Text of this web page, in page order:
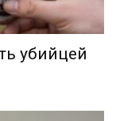
убийцей